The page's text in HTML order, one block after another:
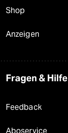
Shop
Anzeigen
Fragen & Hilfe
Feedback
Aboservice